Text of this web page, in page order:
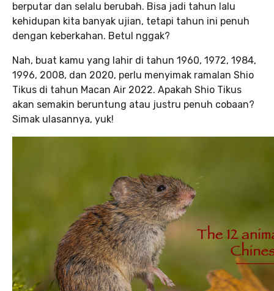
berputar dan selalu berubah. Bisa jadi tahun lalu
kehidupan kita banyak ujian, tetapi tahun ini penuh
dengan keberkahan. Betul nggak?
Nah, buat kamu yang lahir di tahun 1960, 1972, 1984,
1996, 2008, dan 2020, perlu menyimak ramalan Shio
Tikus di tahun Macan Air 2022. Apakah Shio Tikus
akan semakin beruntung atau justru penuh cobaan?
Simak ulasannya, yuk!